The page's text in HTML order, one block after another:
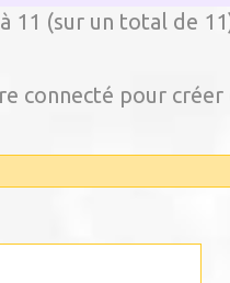
11 (sur un total de
connecté pour créer